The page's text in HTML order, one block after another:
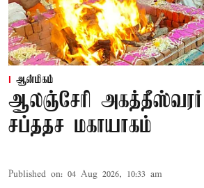
ஆன்மிகம்
ஆலஞ்சேரி அகத்தீஸ்வரர்
சப்ததச மகாயாகம்
Published on: 04 Aug 2026, 10:33 am